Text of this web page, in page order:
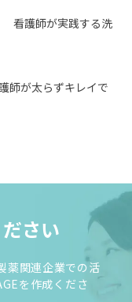
看護師が実践する洗
師が太らずキレイで
さい
薬関連企業での活
を作成くださ